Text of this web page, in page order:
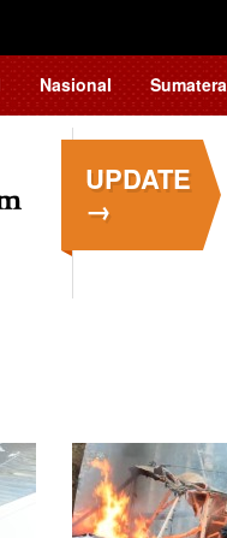
Nasional Sumatera
UPDATE
→